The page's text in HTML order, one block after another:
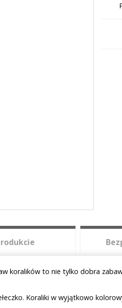
koralików to nie tylko dobra
Koraliki w wyjątkowo